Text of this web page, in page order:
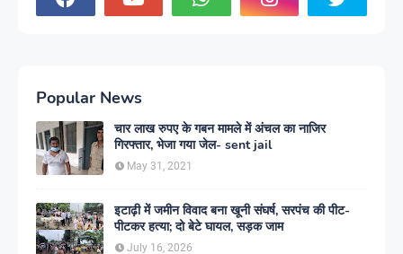
Popular News
चार लाख रुपए के गबन मामले में अंचल का नाजिर
गिरफ्तार, भेजा गया जेल- sent jail
May 31, 2021
इटाढ़ी में जमीन विवाद बना खूनी संघर्ष, सरपंच की पीट-
पीटकर हत्या; दो बेटे घायल, सड़क जाम
July 16, 2026